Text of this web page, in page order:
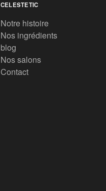
CELESTETIC
Notre histoire
Nos ingrédients
blog
Nos salons
Contact